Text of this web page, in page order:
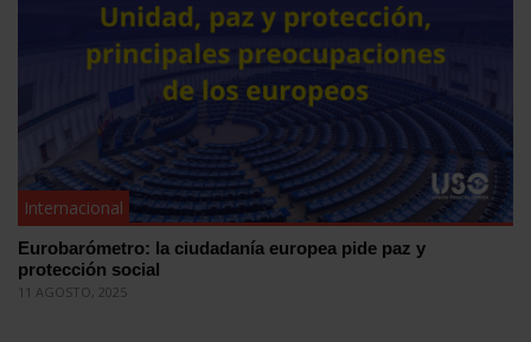
Internacional
Eurobarómetro: la ciudadanía europea pide paz y
protección social
11 AGOSTO, 2025